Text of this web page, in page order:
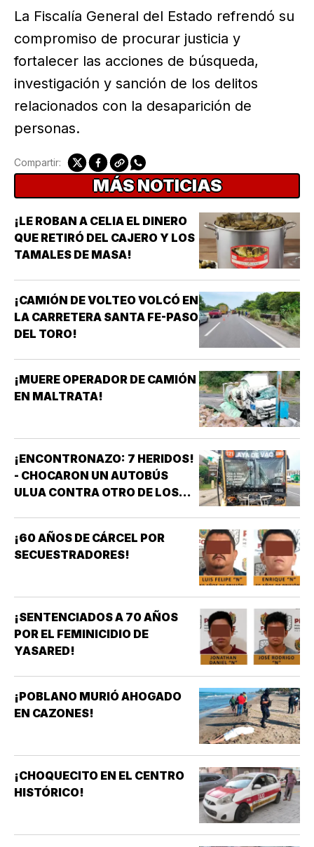
La Fiscalía General del Estado refrendó su
compromiso de procurar justicia y
fortalecer las acciones de búsqueda,
investigación y sanción de los delitos
relacionados con la desaparición de
personas.
Compartir:
MÁS NOTICIAS
¡LE ROBAN A CELIA EL DINERO
QUE RETIRÓ DEL CAJERO Y LOS
TAMALES DE MASA!
¡CAMIÓN DE VOLTEO VOLCÓ EN
LA CARRETERA SANTA FE-PASO
DEL TORO!
¡MUERE OPERADOR DE CAMIÓN
EN MALTRATA!
¡ENCONTRONAZO: 7 HERIDOS!
- CHOCARON UN AUTOBÚS
ULUA CONTRA OTRO DE LOS
¡60 AÑOS DE CÁRCEL POR
SECUESTRADORES!
¡SENTENCIADOS A 70 AÑOS
POR EL FEMINICIDIO DE
YASARED!
¡POBLANO MURIÓ AHOGADO
EN CAZONES!
¡CHOQUECITO EN EL CENTRO
HISTÓRICO!